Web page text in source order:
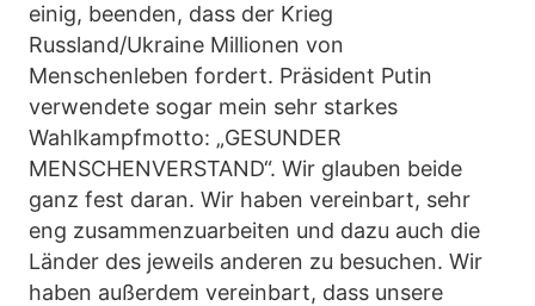
einig, beenden, dass der Krieg
Russland/Ukraine Millionen von
Menschenleben fordert. Präsident Putin
verwendete sogar mein sehr starkes
Wahlkampfmotto: „GESUNDER
MENSCHENVERSTAND“. Wir glauben beide
ganz fest daran. Wir haben vereinbart, sehr
eng zusammenzuarbeiten und dazu auch die
Länder des jeweils anderen zu besuchen. Wir
haben außerdem vereinbart, dass unsere